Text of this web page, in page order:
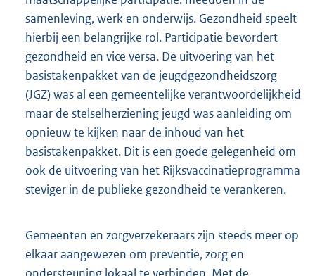
samenleving, werk en onderwijs. Gezondheid speelt
hierbij een belangrijke rol. Participatie bevordert
gezondheid en vice versa. De uitvoering van het
basistakenpakket van de jeugdgezondheidszorg
(JGZ) was al een gemeentelijke verantwoordelijkheid
maar de stelselherziening jeugd was aanleiding om
opnieuw te kijken naar de inhoud van het
basistakenpakket. Dit is een goede gelegenheid om
ook de uitvoering van het Rijksvaccinatieprogramma
steviger in de publieke gezondheid te verankeren.
Gemeenten en zorgverzekeraars zijn steeds meer op
elkaar aangewezen om preventie, zorg en
ondersteuning lokaal te verbinden. Met de